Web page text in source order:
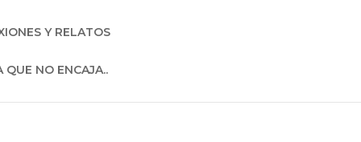
Y RELATOS
QUE NO ENCAJA..